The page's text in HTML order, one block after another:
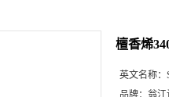
檀香烯
英文名称：
品牌： 翁江